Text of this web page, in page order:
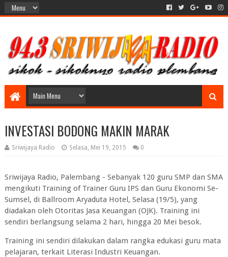
INVESTASI BODONG MAKIN MARAK
Sriwijaya Radio Selasa, Mei 19, 2015 0
Sriwijaya Radio, Palembang - Sebanyak 120 guru SMP dan SMA
mengikuti Training of Trainer Guru IPS dan Guru Ekonomi Se-
Sumsel, di Ballroom Aryaduta Hotel, Selasa (19/5), yang
diadakan oleh Otoritas Jasa Keuangan (OJK). Training ini
sendiri berlangsung selama 2 hari, hingga 20 Mei besok.
Training ini sendiri dilakukan dalam rangka edukasi guru mata
pelajaran, terkait Literasi Industri Keuangan.